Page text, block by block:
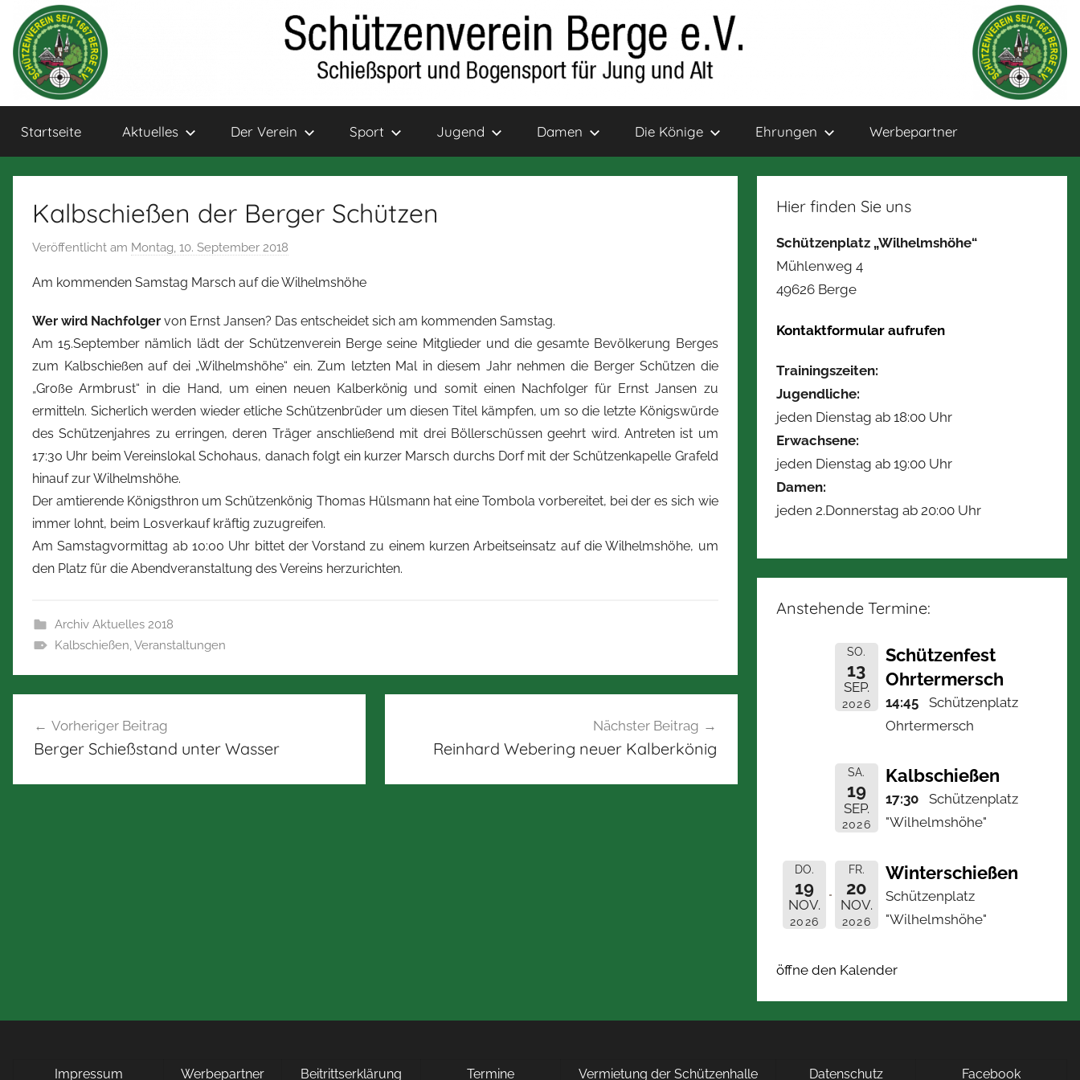
Inhalt
springen
Schützenverein
Berge
und
Bogensport
für
Startseite Aktuelles Der Verein Sport Jugend Damen Die Könige Ehrungen Werbepartner
Kalbschießen der Berger Schützen
Veröffentlicht am Montag, 10. September 2018
n
r
b
e
r
t
Z
m
m
e
Am kommenden Samstag Marsch auf die Wilhelmshöhe
Wer wird Nachfolger von Ernst Jansen? Das entscheidet sich am kommenden Samstag.
Am 15.September nämlich lädt der Schützenverein Berge seine Mitglieder und die gesamte Bevölkerung Berges
zum Kalbschießen auf dei „Wilhelmshöhe“ ein. Zum letzten Mal in diesem Jahr nehmen die Berger Schützen die
„Große Armbrust“ in die Hand, um einen neuen Kalberkönig und somit einen Nachfolger für Ernst Jansen zu
ermitteln. Sicherlich werden wieder etliche Schützenbrüder um diesen Titel kämpfen, um so die letzte Königswürde
des Schützenjahres zu erringen, deren Träger anschließend mit drei Böllerschüssen geehrt wird. Antreten ist um
17:30 Uhr beim Vereinslokal Schohaus, danach folgt ein kurzer Marsch durchs Dorf mit der Schützenkapelle Grafeld
hinauf zur Wilhelmshöhe.
Der amtierende Königsthron um Schützenkönig Thomas Hülsmann hat eine Tombola vorbereitet, bei der es sich wie
immer lohnt, beim Losverkauf kräftig zuzugreifen.
Am Samstagvormittag ab 10:00 Uhr bittet der Vorstand zu einem kurzen Arbeitseinsatz auf die Wilhelmshöhe, um
den Platz für die Abendveranstaltung des Vereins herzurichten.
Archiv Aktuelles 2018
Kalbschießen,Veranstaltungen
Vorheriger Beitrag
Berger Schießstand unter Wasser
Nächster Beitrag
Reinhard Webering neuer Kalberkönig
Hier finden Sie uns
Schützenplatz „Wilhelmshöhe“
Mühlenweg 4
49626 Berge
Kontaktformular aufrufen
Trainingszeiten:
Jugendliche:
jeden Dienstag ab 18:00 Uhr
Erwachsene:
jeden Dienstag ab 19:00 Uhr
Damen:
jeden 2.Donnerstag ab 20:00 Uhr
Anstehende Termine:
SO.
13
SEP.
2026
Schützenfest
Ohrtermersch
14:45
Schützenplatz
Ohrtermersch
SA.
19
SEP.
2026
Kalbschießen
17:30
Schützenplatz
"Wilhelmshöhe"
DO.
19
NOV.
2026
FR.
20
NOV.
2026
Winterschießen
Schützenplatz
"Wilhelmshöhe"
öffne den Kalender
Impressum Werbepartner Beitrittserklärung Termine Vermietung der Schützenhalle Datenschutz Facebook